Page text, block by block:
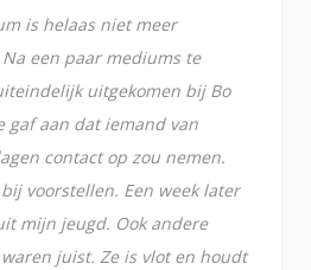
is helaas niet meer
een paar mediums te
uitgekomen bij Bo
gaf aan dat iemand van
contact op zou nemen.
voorstellen. Een week later
mijn jeugd. Ook andere
juist. Ze is vlot en houdt